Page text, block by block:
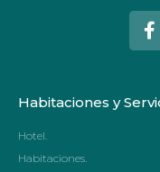
Habitaciones y
Hotel.
Habitaciones.